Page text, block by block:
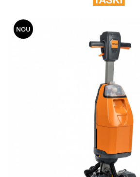
si praf
Echipament de curatat cu presiune
Masini de curatat si aspirat
Accesorii detergenti, pompe,
Detergenti covoare, mochete,
NOU